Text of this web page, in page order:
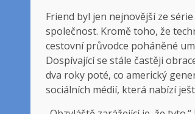
Friend byl jen nejnovější ze
společnost. Kromě toho, že
cestovní průvodce poháněné
Dospívající se stále častěji
dva roky poté, co americký
sociálních médií, která nabízí